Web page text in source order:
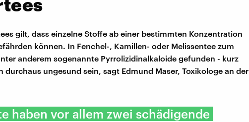
gilt, dass einzelne Stoffe ab einer bestimmten Konzentration
können. In Fenchel-, Kamillen- oder Melissentee zum
anderem sogenannte Pyrrolizidinalkaloide gefunden - kurz
durchaus ungesund sein, sagt Edmund Maser, Toxikologe an der
haben vor allem zwei schädigende